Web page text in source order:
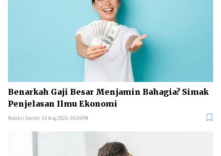
Benarkah Gaji Besar Menjamin Bahagia? Simak
Penjelasan Ilmu Ekonomi
Redaksi Daerah 05 Aug 2026 - 06:36PM